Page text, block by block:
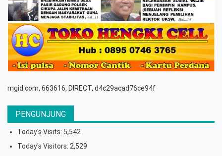
mgid.com, 663616, DIRECT, d4c29acad76ce94f
PENGUNJUNG
Today's Visits: 5,542
Today's Visitors: 2,529